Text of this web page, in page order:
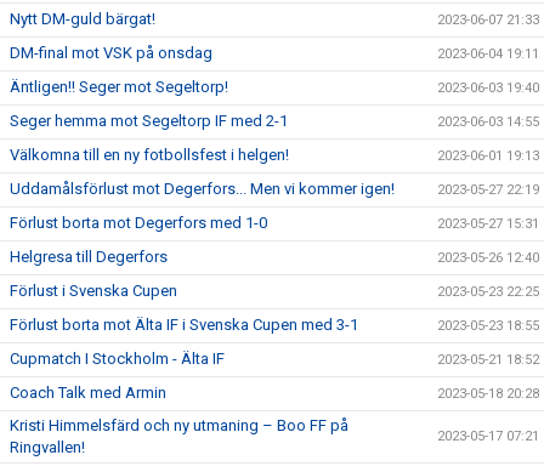
Nytt DM-guld bärgat! 2023-06-07 21:33
DM-final mot VSK på onsdag 2023-06-04 19:11
Äntligen!! Seger mot Segeltorp! 2023-06-03 19:40
Seger hemma mot Segeltorp IF med 2-1 2023-06-03 14:55
Välkomna till en ny fotbollsfest i helgen! 2023-06-01 19:13
Uddamålsförlust mot Degerfors... Men vi kommer igen! 2023-05-27 22:19
Förlust borta mot Degerfors med 1-0 2023-05-27 15:31
Helgresa till Degerfors 2023-05-26 12:40
Förlust i Svenska Cupen 2023-05-23 22:25
Förlust borta mot Älta IF i Svenska Cupen med 3-1 2023-05-23 18:55
Cupmatch I Stockholm - Älta IF 2023-05-21 18:52
Coach Talk med Armin 2023-05-18 20:28
Kristi Himmelsfärd och ny utmaning – Boo FF på
Ringvallen!
2023-05-17 07:21